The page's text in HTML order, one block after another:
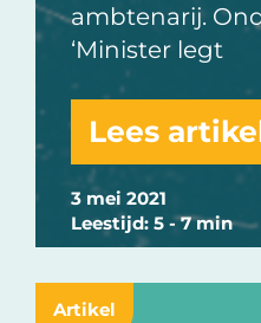
3 mei 2021
Leestijd: 5 - 7 min
ambtenarij.
‘Minister legt
Lees
Artikel